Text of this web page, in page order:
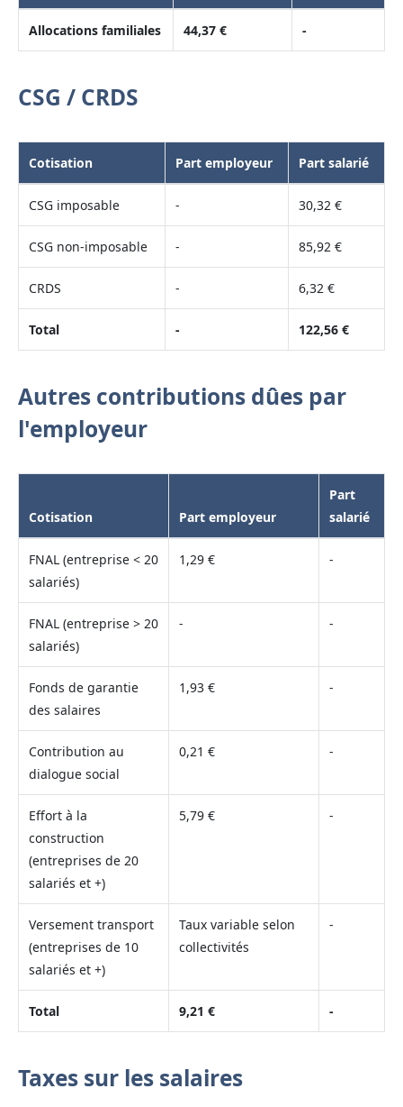
Allocations familiales 44,37 € -
CSG / CRDS
Cotisation Part employeur Part salarié
CSG imposable - 30,32 €
CSG non-imposable - 85,92 €
CRDS - 6,32 €
Total - 122,56 €
Autres contributions dûes par
l'employeur
Cotisation Part employeur
Part
salarié
FNAL (entreprise < 20
salariés)
1,29 € -
FNAL (entreprise > 20
salariés)
- -
Fonds de garantie
des salaires
1,93 € -
Contribution au
dialogue social
0,21 € -
Effort à la
construction
(entreprises de 20
salariés et +)
5,79 € -
Versement transport
(entreprises de 10
salariés et +)
Taux variable selon
collectivités
-
Total 9,21 € -
Taxes sur les salaires